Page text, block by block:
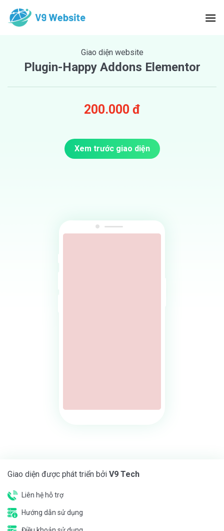
Giao diện website
Plugin-Happy Addons Elementor
200.000 đ
Xem trước giao diện
Giao diện được phát triển bởi V9 Tech
Liên hệ hỗ trợ
Hướng dẫn sử dụng